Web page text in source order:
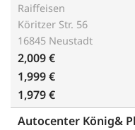
Raiffeisen
Köritzer Str. 56
16845 Neustadt
2,009 €
1,999 €
1,979 €
Autocenter König&